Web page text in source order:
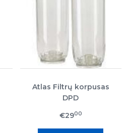
Atlas Filtrų korpusas
DPD
€2900